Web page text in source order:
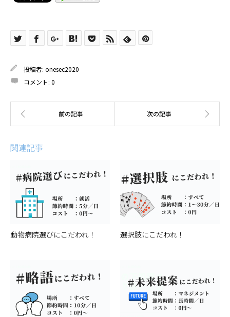
投稿者: onesec2020
コメント: 0
関連記事
動物病院選びにこだわれ！ 選択肢にこだわれ！